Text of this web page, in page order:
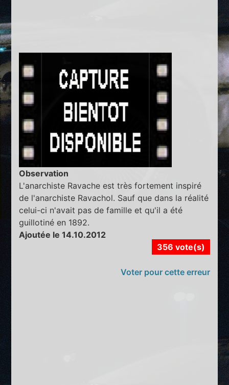
Observation
L'anarchiste Ravache est très fortement inspiré
de l'anarchiste Ravachol. Sauf que dans la réalité
celui-ci n'avait pas de famille et qu'il a été
guillotiné en 1892.
Ajoutée le 14.10.2012
356 vote(s)
Voter pour cette erreur